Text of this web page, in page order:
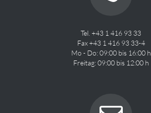
Tel. +43 1 416 93 33
Fax +43 1 416 93 33-4
Mo - Do: 09:00 bis 16:00 h
Freitag: 09:00 bis 12:00 h